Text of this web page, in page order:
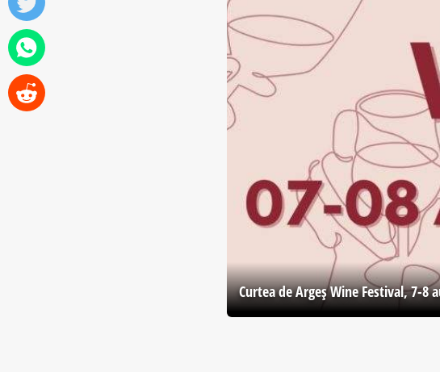
Curtea de Argeş Wine Festival, 7-8